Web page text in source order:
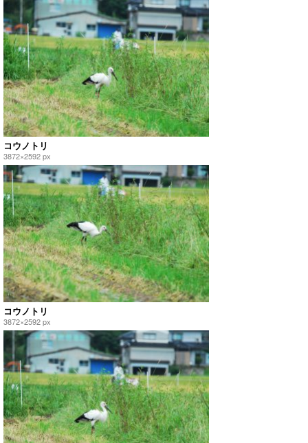
コウノトリ
3872×2592 px
コウノトリ
3872×2592 px